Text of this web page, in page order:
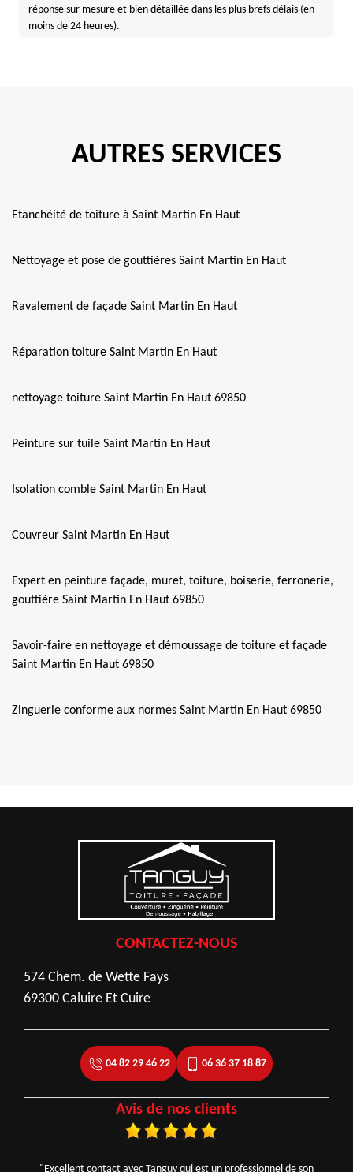
réponse sur mesure et bien détaillée dans les plus brefs délais (en
moins de 24 heures).
AUTRES SERVICES
Etanchéité de toiture à Saint Martin En Haut
Nettoyage et pose de gouttières Saint Martin En Haut
Ravalement de façade Saint Martin En Haut
Réparation toiture Saint Martin En Haut
nettoyage toiture Saint Martin En Haut 69850
Peinture sur tuile Saint Martin En Haut
Isolation comble Saint Martin En Haut
Couvreur Saint Martin En Haut
Expert en peinture façade, muret, toiture, boiserie, ferronerie,
gouttière Saint Martin En Haut 69850
Savoir-faire en nettoyage et démoussage de toiture et façade
Saint Martin En Haut 69850
Zinguerie conforme aux normes Saint Martin En Haut 69850
CONTACTEZ-NOUS
574 Chem. de Wette Fays
69300 Caluire Et Cuire
04 82 29 46 22 06 36 37 18 87
Avis de nos clients
"Excellent contact avec Tanguy qui est un professionnel de son